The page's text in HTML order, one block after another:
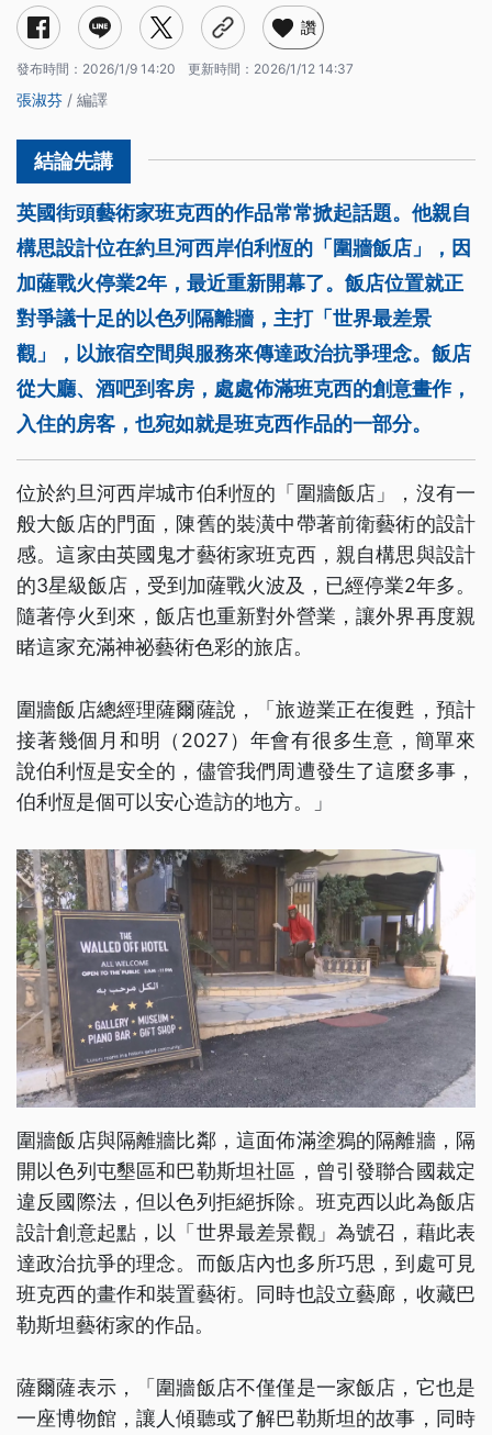
讚
發布時間： 2026/1/9 14:20 更新時間： 2026/1/12 14:37
張淑芬 / 編譯
英國街頭藝術家班克西的作品常常掀起話題。他親自
構思設計位在約旦河西岸伯利恆的「圍牆飯店」，因
加薩戰火停業2年，最近重新開幕了。飯店位置就正
對爭議十足的以色列隔離牆，主打「世界最差景
觀」，以旅宿空間與服務來傳達政治抗爭理念。飯店
從大廳、酒吧到客房，處處佈滿班克西的創意畫作，
入住的房客，也宛如就是班克西作品的一部分。
位於約旦河西岸城市伯利恆的「圍牆飯店」，沒有一
般大飯店的門面，陳舊的裝潢中帶著前衛藝術的設計
感。這家由英國鬼才藝術家班克西，親自構思與設計
的3星級飯店，受到加薩戰火波及，已經停業2年多。
隨著停火到來，飯店也重新對外營業，讓外界再度親
睹這家充滿神祕藝術色彩的旅店。
圍牆飯店總經理薩爾薩說，「旅遊業正在復甦，預計
接著幾個月和明（2027）年會有很多生意，簡單來
說伯利恆是安全的，儘管我們周遭發生了這麼多事，
伯利恆是個可以安心造訪的地方。」
圍牆飯店與隔離牆比鄰，這面佈滿塗鴉的隔離牆，隔
開以色列屯墾區和巴勒斯坦社區，曾引發聯合國裁定
違反國際法，但以色列拒絕拆除。班克西以此為飯店
設計創意起點，以「世界最差景觀」為號召，藉此表
達政治抗爭的理念。而飯店內也多所巧思，到處可見
班克西的畫作和裝置藝術。同時也設立藝廊，收藏巴
勒斯坦藝術家的作品。
薩爾薩表示，「圍牆飯店不僅僅是一家飯店，它也是
一座博物館，讓人傾聽或了解巴勒斯坦的故事，同時